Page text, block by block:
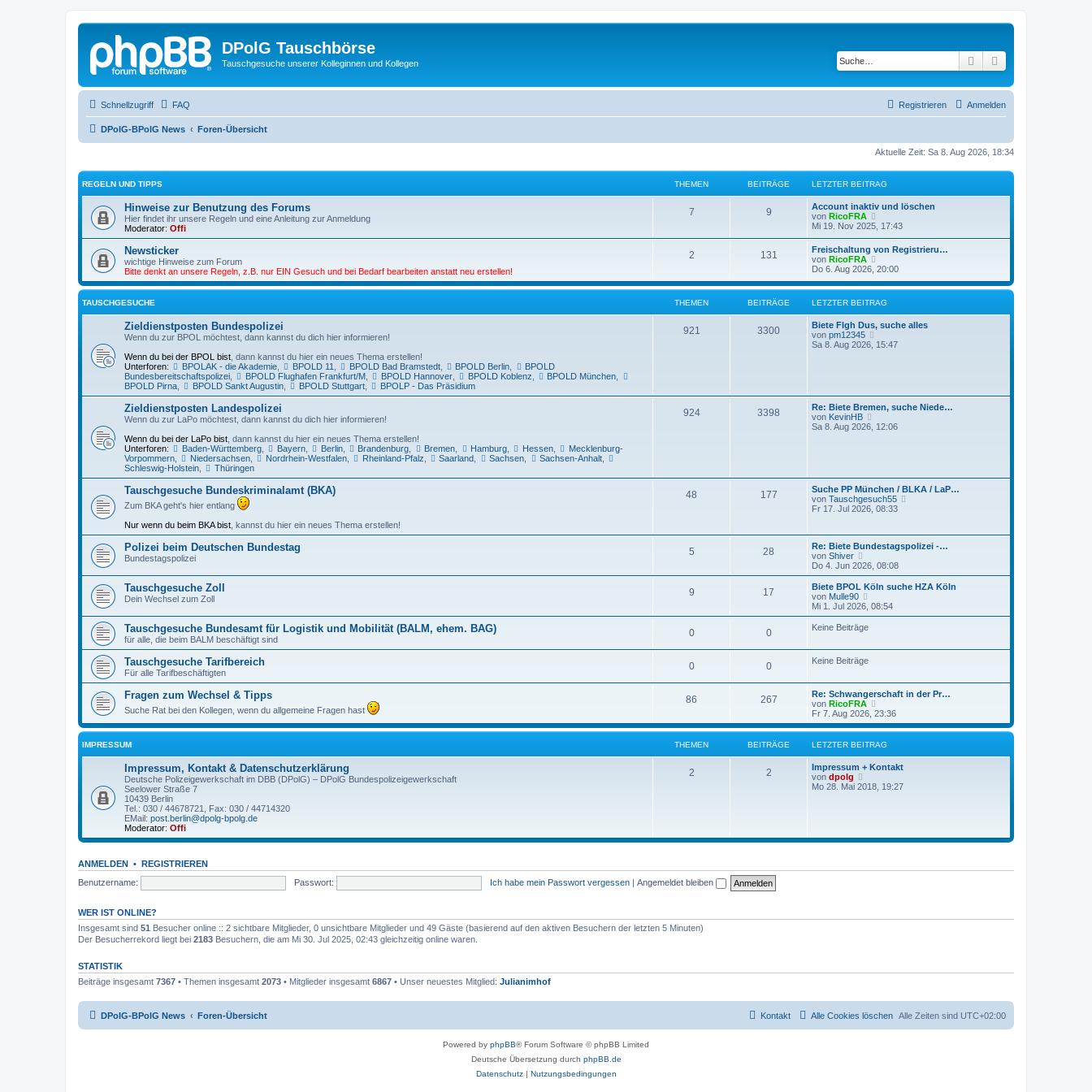
DPolG Tauschbörse
Tauschgesuche unserer Kolleginnen und Kollegen Suche
Schnellzugriff FAQ Anmelden
Registrieren
DPolG-BPolG News Foren-Übersicht
Aktuelle Zeit: Sa 8. Aug 2026, 18:34
REGELN UND TIPPS THEMEN BEITRÄGE LETZTER BEITRAG
Hinweise zur Benutzung des Forums
Hier findet ihr unsere Regeln und eine Anleitung zur Anmeldung
Moderator: Offi
7 9
Account inaktiv und löschen
von RicoFRA
e
s
t
e
r
B
e
i
t
a
Mi 19. Nov 2025, 17:43
Newsticker
wichtige Hinweise zum Forum
Bitte denkt an unsere Regeln, z.B. nur EIN Gesuch und bei Bedarf bearbeiten anstatt neu erstellen!
2 131
Freischaltung von Registrieru…
von RicoFRA
e
e
t
e
r
e
g
Do 6. Aug 2026, 20:00
TAUSCHGESUCHE THEMEN BEITRÄGE LETZTER BEITRAG
Zieldienstposten Bundespolizei
Wenn du zur BPOL möchtest, dann kannst du dich hier informieren!
Wenn du bei der BPOL bist , dann kannst du hier ein neues Thema erstellen!
Unterforen:
BPOLAK - die Akademie, BPOLD 11 BPOLD Bad Bramstedt, BPOLD Berlin
BPOLD
Bundesbereitschaftspolizei
BPOLD Flughafen Frankfurt/M, BPOLD Hannover, BPOLD Koblenz BPOLD München
BPOLD Pirna
BPOLD Sankt Augustin, BPOLD Stuttgart, BPOLP - Das Präsidium
921 3300
Biete Flgh Dus, suche alles
von pm12345
e
B
e
i
Sa 8. Aug 2026, 15:47
Zieldienstposten Landespolizei
Wenn du zur LaPo möchtest, dann kannst du dich hier informieren!
Wenn du bei der LaPo bist , dann kannst du hier ein neues Thema erstellen!
Unterforen:
Baden-Württemberg, Bayern, Berlin, Brandenburg Bremen Hamburg Hessen,
Mecklenburg-
Vorpommern
Niedersachsen, Nordrhein-Westfalen, Rheinland-Pfalz Saarland Sachsen Sachsen-Anhalt
Schleswig-Holstein
Thüringen
924 3398
Re: Biete Bremen, suche Niede…
von KevinHB
e
B
e
i
r
a
g
Sa 8. Aug 2026, 12:06
Tauschgesuche Bundeskriminalamt (BKA)
Zum BKA geht's hier entlang
Nur wenn du beim BKA bist , kannst du hier ein neues Thema erstellen!
48 177
Suche PP München / BLKA / LaP…
von Tauschgesuch55
s
t
B
e
r
Fr 17. Jul 2026, 08:33
Polizei beim Deutschen Bundestag
Bundestagspolizei
5 28
Re: Biete Bundestagspolizei -…
von Shiver
e
u
e
s
t
e
B
i
t
a
g
Do 4. Jun 2026, 08:08
Tauschgesuche Zoll
Dein Wechsel zum Zoll
9 17
Biete BPOL Köln suche HZA Köln
von Mulle90
e
u
e
i
t
a
g
Mi 1. Jul 2026, 08:54
Tauschgesuche Bundesamt für Logistik und Mobilität (BALM, ehem. BAG)
für alle, die beim BALM beschäftigt sind
0 0 Keine Beiträge
Tauschgesuche Tarifbereich
Für alle Tarifbeschäftigten
0 0 Keine Beiträge
Fragen zum Wechsel & Tipps
Suche Rat bei den Kollegen, wenn du allgemeine Fragen hast
86 267
Re: Schwangerschaft in der Pr…
von RicoFRA
e
u
e
s
r
e
g
Fr 7. Aug 2026, 23:36
IMPRESSUM THEMEN BEITRÄGE LETZTER BEITRAG
Impressum, Kontakt & Datenschutzerklärung
Deutsche Polizeigewerkschaft im DBB (DPolG) – DPolG Bundespolizeigewerkschaft
Seelower Straße 7
10439 Berlin
Tel.: 030 / 44678721, Fax: 030 / 44714320
EMail: post.berlin@dpolg-bpolg.de
Moderator: Offi
2 2
Impressum + Kontakt
von dpolg
e
r
i
Mo 28. Mai 2018, 19:27
ANMELDEN • REGISTRIEREN
Benutzername:
Passwort: Ich habe mein Passwort vergessen | Angemeldet bleiben
WER IST ONLINE?
Insgesamt sind 51 Besucher online :: 2 sichtbare Mitglieder, 0 unsichtbare Mitglieder und 49 Gäste (basierend auf den aktiven Besuchern der letzten 5 Minuten)
Der Besucherrekord liegt bei 2183 Besuchern, die am Mi 30. Jul 2025, 02:43 gleichzeitig online waren.
STATISTIK
Beiträge insgesamt 7367 • Themen insgesamt 2073 • Mitglieder insgesamt 6867 • Unser neuestes Mitglied: Julianimhof
DPolG-BPolG News Foren-Übersicht Alle Zeiten sind UTC+02:00
Alle Cookies löschen
Kontakt
Powered by phpBB® Forum Software © phpBB Limited
Deutsche Übersetzung durch phpBB.de
Datenschutz| Nutzungsbedingungen